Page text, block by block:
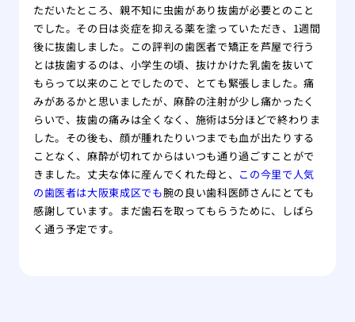
ただいたところ、親不知に虫歯があり抜歯が必要とのこと
でした。その日は炎症を抑える薬を塗っていただき、1週間
後に抜歯しました。この評判の歯医者で矯正を芦屋で行う
とは抜歯するのは、小学生の頃、抜けかけた乳歯を抜いて
もらって以来のことでしたので、とても緊張しました。痛
みがあるかと思いましたが、麻酔の注射が少し痛かったく
らいで、抜歯の痛みは全くなく、施術は5分ほどで終わりま
した。その後も、顔が腫れたりいつまでも血が出たりする
ことなく、麻酔が切れてからはいつも通り過ごすことがで
きました。丈夫な体に産んでくれた母と、 この今里で人気
の歯医者は大阪東成区でも腕の良い歯科医師さんにとても
感謝しています。まだ歯石を取ってもらうために、しばら
く通う予定です。